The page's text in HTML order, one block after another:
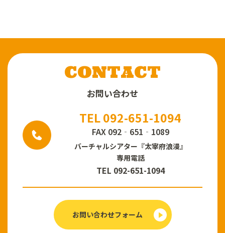
CONTACT
お問い合わせ
TEL 092-651-1094
FAX 092‐651‐1089
バーチャルシアター 『太宰府浪漫』
専用電話
TEL 092-651-1094
お問い合わせフォーム